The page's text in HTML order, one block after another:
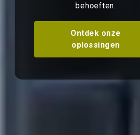
behoeften.
Ontdek onze
oplossingen